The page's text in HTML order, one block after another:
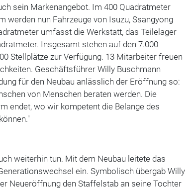
sein Markenangebot. Im 400 Quadratmeter
werden nun Fahrzeuge von Isuzu, Ssangyong
umfasst die Werkstatt, das Teilelager
Insgesamt stehen auf den 7.000
Stellplätze zur Verfügung. 13 Mitarbeiter freuen
Geschäftsführer Willy Buschmann
für den Neubau anlässlich der Eröffnung so:
von Menschen beraten werden. Die
endet, wo wir kompetent die Belange des
weiterhin tun. Mit dem Neubau leitete das
ein. Symbolisch übergab Willy
Neueröffnung den Staffelstab an seine Tochter